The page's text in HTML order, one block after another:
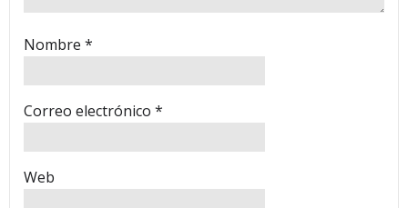
Nombre *
Correo electrónico *
Web